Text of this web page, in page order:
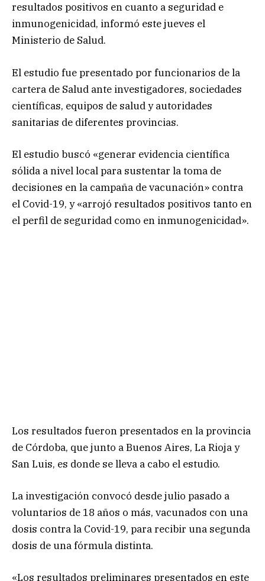
resultados positivos en cuanto a seguridad e
inmunogenicidad, informó este jueves el
Ministerio de Salud.
El estudio fue presentado por funcionarios de la
cartera de Salud ante investigadores, sociedades
científicas, equipos de salud y autoridades
sanitarias de diferentes provincias.
El estudio buscó «generar evidencia científica
sólida a nivel local para sustentar la toma de
decisiones en la campaña de vacunación» contra
el Covid-19, y «arrojó resultados positivos tanto en
el perfil de seguridad como en inmunogenicidad».
Los resultados fueron presentados en la provincia
de Córdoba, que junto a Buenos Aires, La Rioja y
San Luis, es donde se lleva a cabo el estudio.
La investigación convocó desde julio pasado a
voluntarios de 18 años o más, vacunados con una
dosis contra la Covid-19, para recibir una segunda
dosis de una fórmula distinta.
«Los resultados preliminares presentados en este